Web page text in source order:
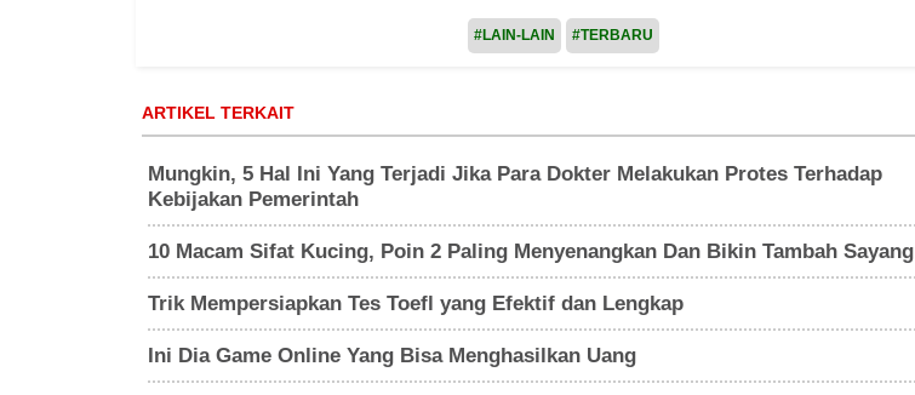
#LAIN-LAIN #TERBARU
ARTIKEL TERKAIT
Mungkin, 5 Hal Ini Yang Terjadi Jika Para Dokter Melakukan Protes Terhadap
Kebijakan Pemerintah
10 Macam Sifat Kucing, Poin 2 Paling Menyenangkan Dan Bikin Tambah Sayang
Trik Mempersiapkan Tes Toefl yang Efektif dan Lengkap
Ini Dia Game Online Yang Bisa Menghasilkan Uang